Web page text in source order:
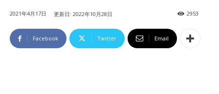
2021年4月17日 更新日: 2022年10月28日 2953
Facebook Twitter Email